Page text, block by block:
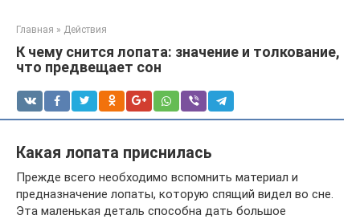
Главная » Действия
К чему снится лопата: значение и толкование,
что предвещает сон
Какая лопата приснилась
Прежде всего необходимо вспомнить материал и
предназначение лопаты, которую спящий видел во сне.
Эта маленькая деталь способна дать большое